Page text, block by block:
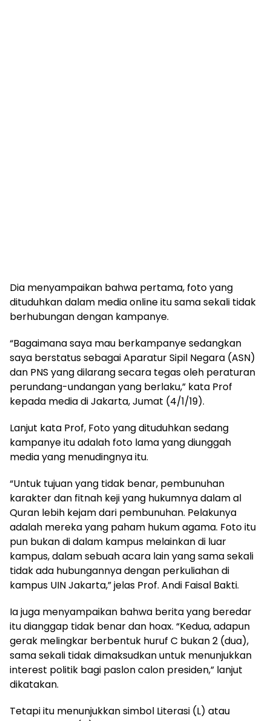
Dia menyampaikan bahwa pertama, foto yang
dituduhkan dalam media online itu sama sekali tidak
berhubungan dengan kampanye.
“Bagaimana saya mau berkampanye sedangkan
saya berstatus sebagai Aparatur Sipil Negara (ASN)
dan PNS yang dilarang secara tegas oleh peraturan
perundang-undangan yang berlaku,” kata Prof
kepada media di Jakarta, Jumat (4/1/19).
Lanjut kata Prof, Foto yang dituduhkan sedang
kampanye itu adalah foto lama yang diunggah
media yang menudingnya itu.
“Untuk tujuan yang tidak benar, pembunuhan
karakter dan fitnah keji yang hukumnya dalam al
Quran lebih kejam dari pembunuhan. Pelakunya
adalah mereka yang paham hukum agama. Foto itu
pun bukan di dalam kampus melainkan di luar
kampus, dalam sebuah acara lain yang sama sekali
tidak ada hubungannya dengan perkuliahan di
kampus UIN Jakarta,” jelas Prof. Andi Faisal Bakti.
Ia juga menyampaikan bahwa berita yang beredar
itu dianggap tidak benar dan hoax. “Kedua, adapun
gerak melingkar berbentuk huruf C bukan 2 (dua),
sama sekali tidak dimaksudkan untuk menunjukkan
interest politik bagi paslon calon presiden,” lanjut
dikatakan.
Tetapi itu menunjukkan simbol Literasi (L) atau